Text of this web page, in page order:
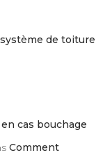
de toiture
cas bouchage
Comment